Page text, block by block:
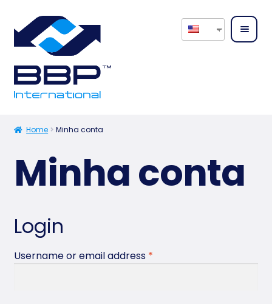
Our
child
menu
Home Minha conta
Minha conta
Login
Username or email address *